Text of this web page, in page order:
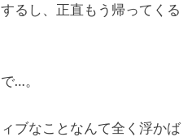
るし、正直もう帰ってくる
…。
ブなことなんて全く浮かば